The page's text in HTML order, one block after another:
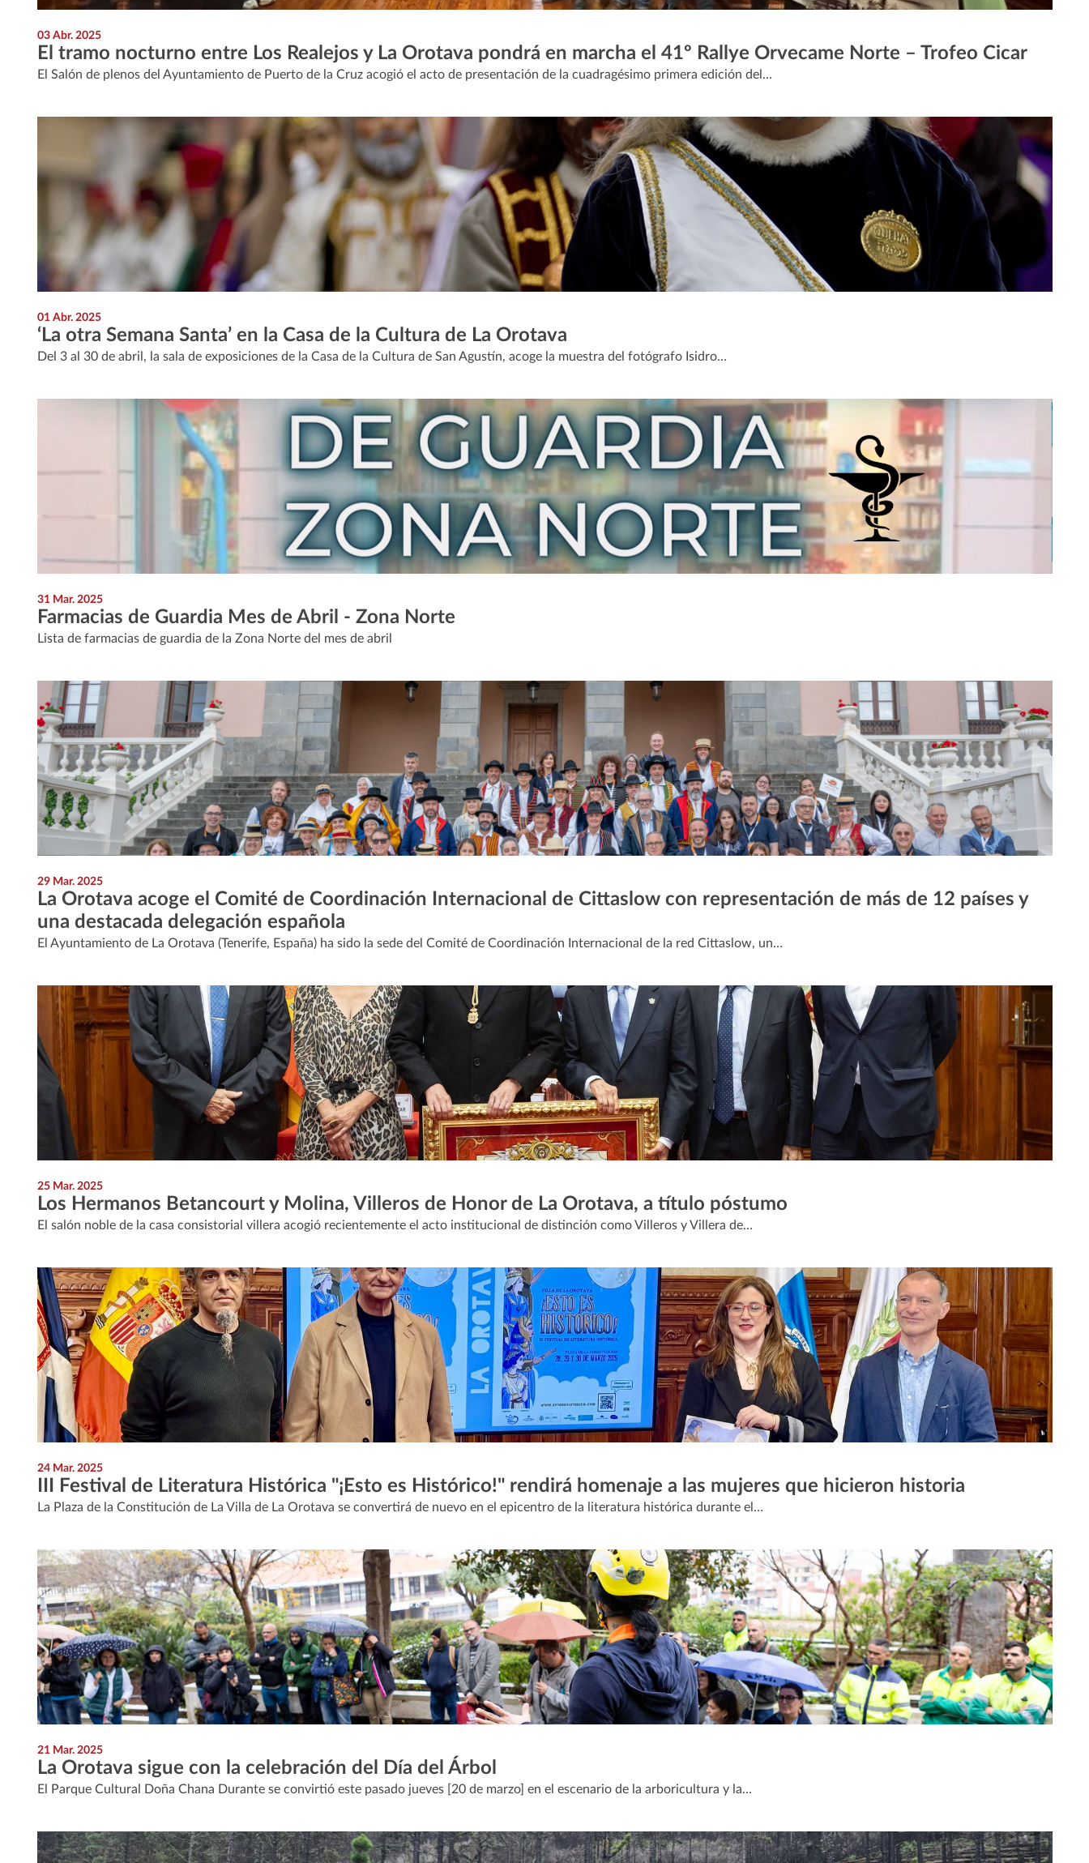
03 Abr. 2025
El tramo nocturno entre Los Realejos y La Orotava pondrá en marcha el 41º Rallye Orvecame Norte – Trofeo Cicar
El Salón de plenos del Ayuntamiento de Puerto de la Cruz acogió el acto de presentación de la cuadragésimo primera edición del…
01 Abr. 2025
‘La otra Semana Santa’ en la Casa de la Cultura de La Orotava
Del 3 al 30 de abril, la sala de exposiciones de la Casa de la Cultura de San Agustín, acoge la muestra del fotógrafo Isidro…
31 Mar. 2025
Farmacias de Guardia Mes de Abril - Zona Norte
Lista de farmacias de guardia de la Zona Norte del mes de abril
29 Mar. 2025
La Orotava acoge el Comité de Coordinación Internacional de Cittaslow con representación de más de 12 países y
una destacada delegación española
El Ayuntamiento de La Orotava (Tenerife, España) ha sido la sede del Comité de Coordinación Internacional de la red Cittaslow, un…
25 Mar. 2025
Los Hermanos Betancourt y Molina, Villeros de Honor de La Orotava, a título póstumo
El salón noble de la casa consistorial villera acogió recientemente el acto institucional de distinción como Villeros y Villera de…
24 Mar. 2025
III Festival de Literatura Histórica "¡Esto es Histórico!" rendirá homenaje a las mujeres que hicieron historia
La Plaza de la Constitución de La Villa de La Orotava se convertirá de nuevo en el epicentro de la literatura histórica durante el…
21 Mar. 2025
La Orotava sigue con la celebración del Día del Árbol
El Parque Cultural Doña Chana Durante se convirtió este pasado jueves [20 de marzo] en el escenario de la arboricultura y la…